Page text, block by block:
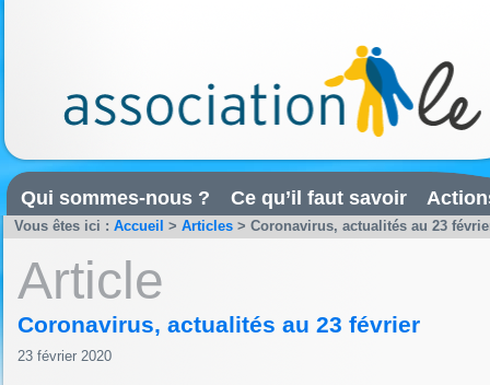
Qui sommes-nous ? Ce qu’il faut savoir
Vous êtes ici : Accueil > Articles > Coronavirus, actualités au 23
Article
Coronavirus, actualités au 23 février
23 février 2020